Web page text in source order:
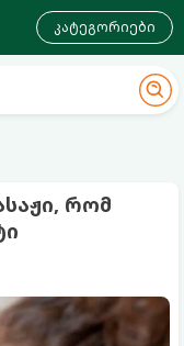
კატეგორიები
რომ